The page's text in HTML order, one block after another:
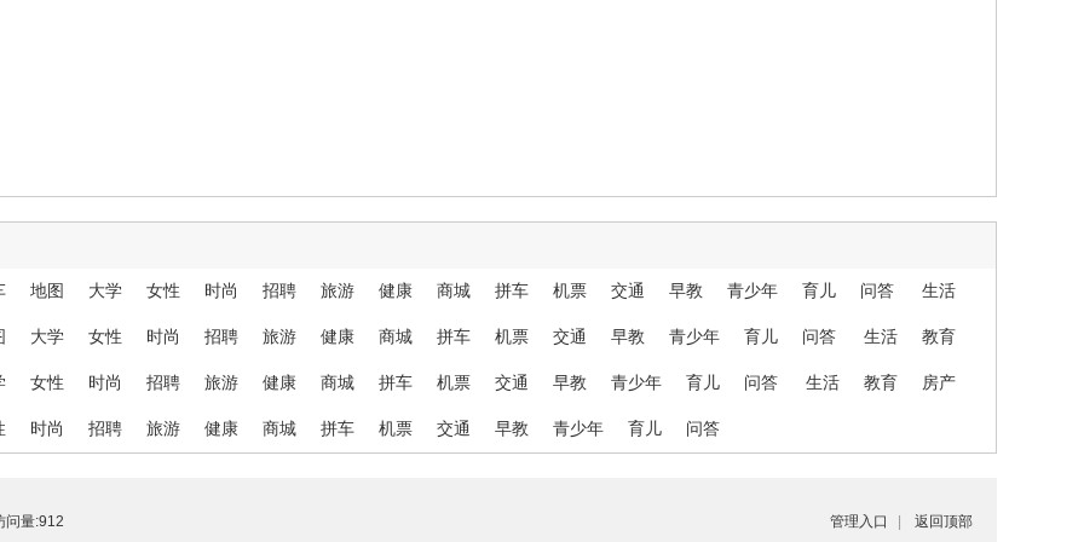
地图 大学 女性 时尚 招聘 旅游 健康 商城 拼车 机票 交通 早教 青少年 育儿 问答 生活
大学 女性 时尚 招聘 旅游 健康 商城 拼车 机票 交通 早教 青少年 育儿 问答 生活 教育
女性 时尚 招聘 旅游 健康 商城 拼车 机票 交通 早教 青少年 育儿 问答 生活 教育 房产
时尚 招聘 旅游 健康 商城 拼车 机票 交通 早教 青少年 育儿 问答
管理入口 返回顶部
量:912